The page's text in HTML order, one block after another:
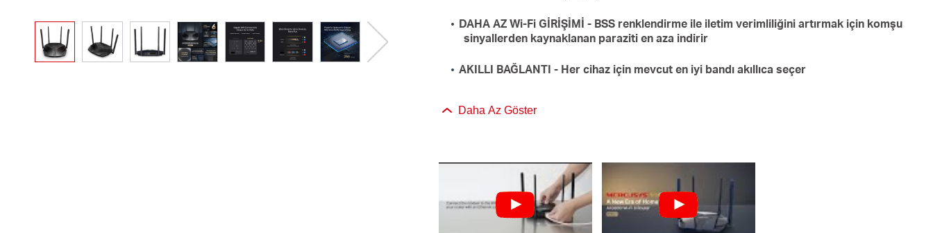
DAHA AZ Wi-Fi GİRİŞİMİ - BSS renklendirme ile iletim verimliliğini artırmak için komşu
sinyallerden kaynaklanan paraziti en aza indirir
AKILLI BAĞLANTI - Her cihaz için mevcut en iyi bandı akıllıca seçer
Daha Az Göster